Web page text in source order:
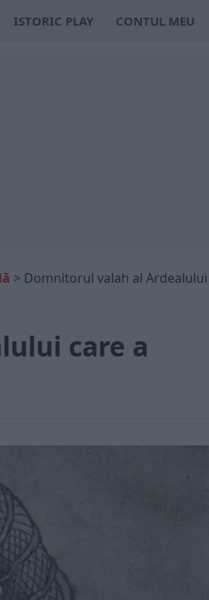
ISTORIC PLAY CONTUL MEU
> Domnitorul valah al Ardealului
care a